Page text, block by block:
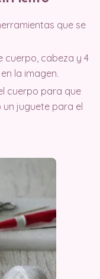
que se
cuerpo, cabeza y 4
la imagen.
cuerpo para que
juguete para el